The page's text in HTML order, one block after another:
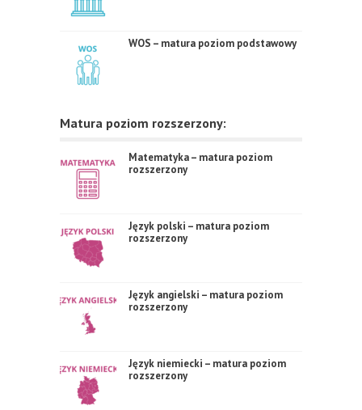
WOS – matura poziom podstawowy
Matura poziom rozszerzony:
Matematyka – matura poziom
rozszerzony
Język polski – matura poziom
rozszerzony
Język angielski – matura poziom
rozszerzony
Język niemiecki – matura poziom
rozszerzony